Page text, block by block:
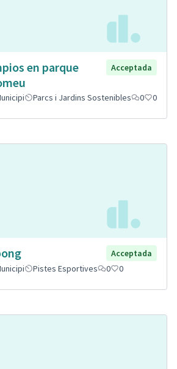
en parque
Acceptada
Parcs i Jardins Sostenibles 0 0
Acceptada
Pistes Esportives 0 0